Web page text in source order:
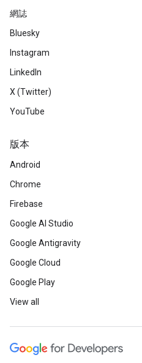
網誌
Bluesky
Instagram
LinkedIn
X (Twitter)
YouTube
版本
Android
Chrome
Firebase
Google AI Studio
Google Antigravity
Google Cloud
Google Play
View all